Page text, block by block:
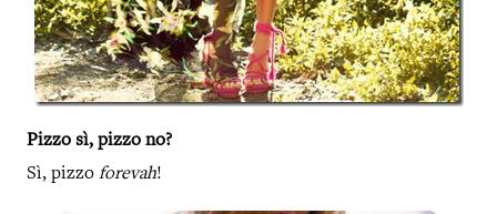
Pizzo sì, pizzo no?
Sì, pizzo forevah!